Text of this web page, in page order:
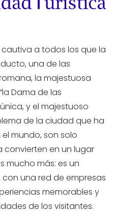
a todos los que la
una de las
la majestuosa
Dama de las
y el majestuoso
de la ciudad que ha
mundo, son solo
convierten en un lugar
mucho más: es un
una red de empresas
memorables y
de los visitantes.